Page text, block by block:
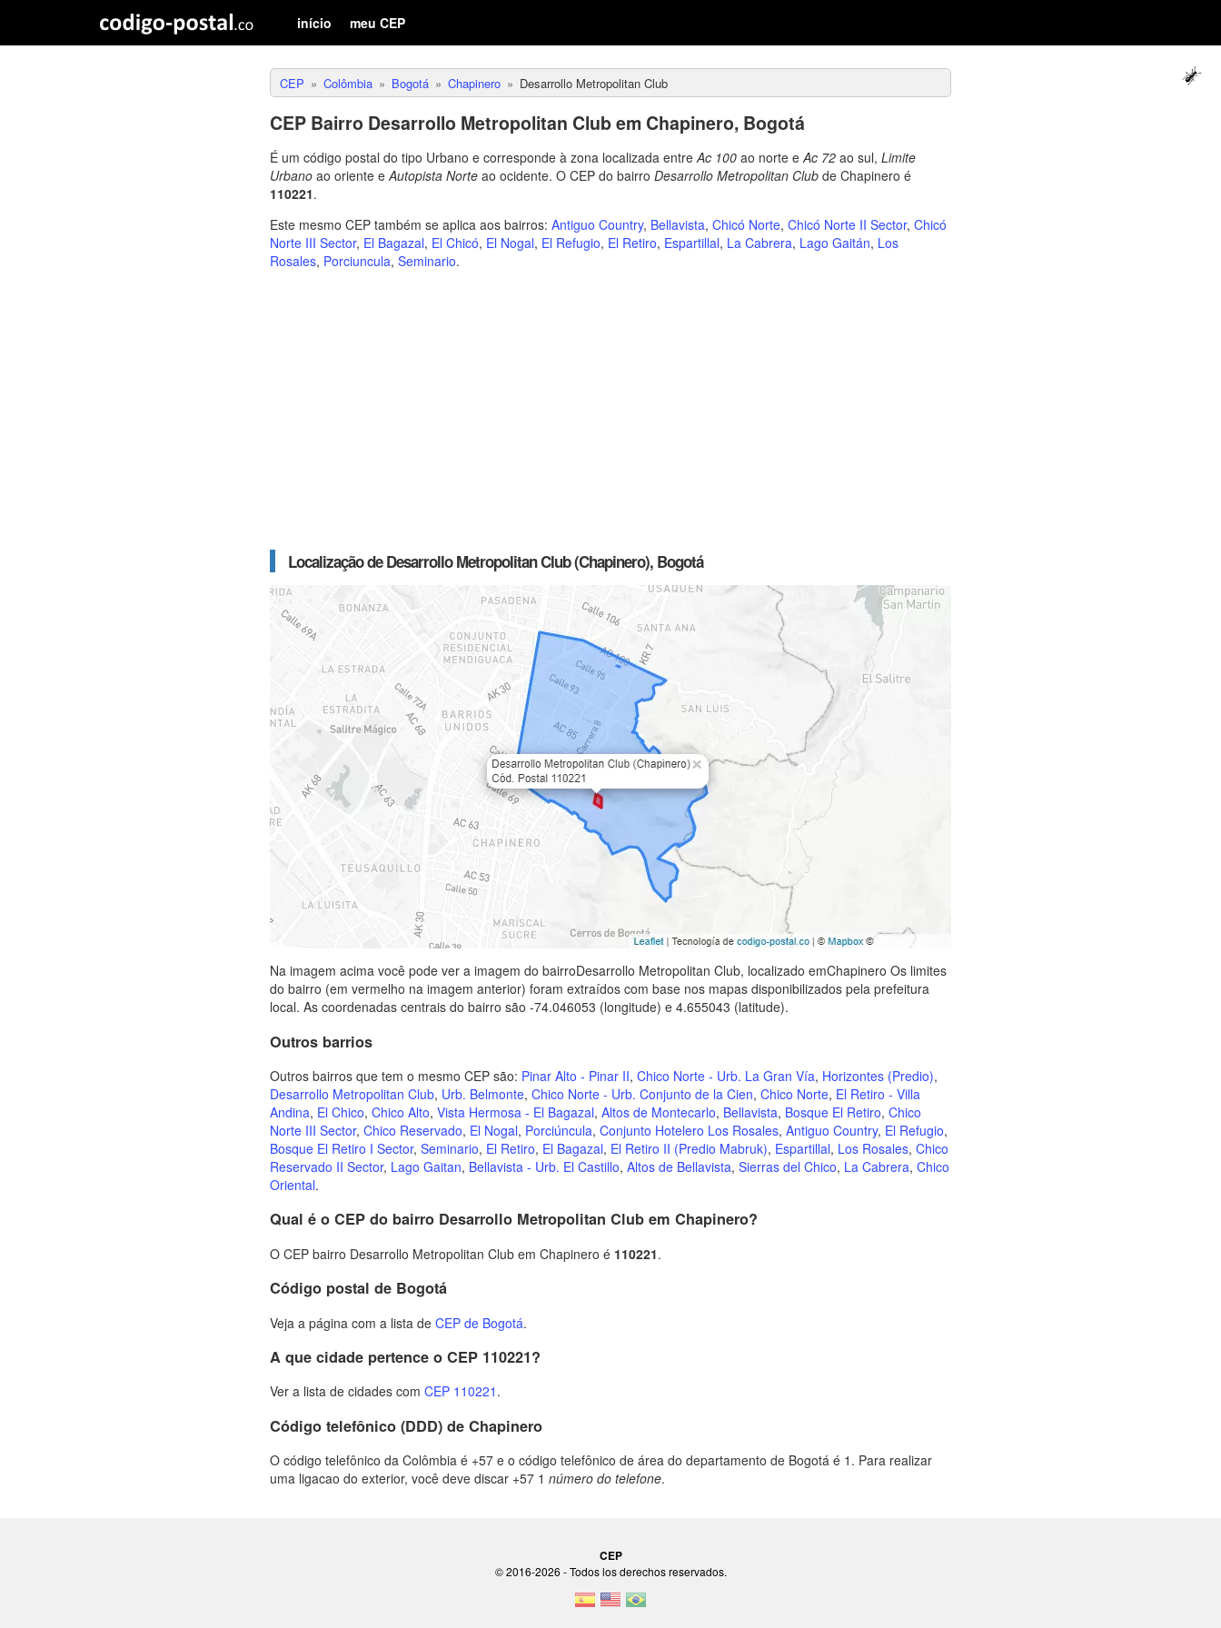
início meu CEP
CEP Colômbia Bogotá Chapinero Desarrollo Metropolitan Club
CEP Bairro Desarrollo Metropolitan Club em Chapinero, Bogotá
É um código postal do tipo Urbano e corresponde à zona localizada entreAc 100 ao norte eAc 72 ao sul, Limite
Urbano ao oriente eAutopista Norte ao ocidente. O CEP do bairro Desarrollo Metropolitan Club de Chapinero é
110221.
Este mesmo CEP também se aplica aos bairros: Antiguo Country, Bellavista, Chicó Norte, Chicó Norte II Sector, Chicó
Norte III Sector, El Bagazal, El Chicó, El Nogal, El Refugio, El Retiro, Espartillal, La Cabrera, Lago Gaitán, Los
Rosales, Porciuncula, Seminario.
Localização de Desarrollo Metropolitan Club (Chapinero), Bogotá
Na imagem acima você pode ver a imagem do bairroDesarrollo Metropolitan Club, localizado emChapinero Os limites
do bairro (em vermelho na imagem anterior) foram extraídos com base nos mapas disponibilizados pela prefeitura
local. As coordenadas centrais do bairro são -74.046053 (longitude) e 4.655043 (latitude).
Outros barrios
Outros bairros que tem o mesmo CEP são: Pinar Alto - Pinar II, Chico Norte - Urb. La Gran Vía, Horizontes (Predio),
Desarrollo Metropolitan Club, Urb. Belmonte, Chico Norte - Urb. Conjunto de la Cien, Chico Norte, El Retiro - Villa
Andina, El Chico, Chico Alto, Vista Hermosa - El Bagazal, Altos de Montecarlo, Bellavista, Bosque El Retiro, Chico
Norte III Sector, Chico Reservado, El Nogal, Porciúncula, Conjunto Hotelero Los Rosales, Antiguo Country, El Refugio,
Bosque El Retiro I Sector, Seminario, El Retiro, El Bagazal, El Retiro II (Predio Mabruk), Espartillal, Los Rosales, Chico
Reservado II Sector, Lago Gaitan, Bellavista - Urb. El Castillo, Altos de Bellavista, Sierras del Chico, La Cabrera, Chico
Oriental.
Qual é o CEP do bairro Desarrollo Metropolitan Club em Chapinero?
O CEP bairro Desarrollo Metropolitan Club em Chapinero é 110221.
Código postal de Bogotá
Veja a página com a lista de CEP de Bogotá.
A que cidade pertence o CEP 110221?
Ver a lista de cidades com CEP 110221 .
Código telefônico (DDD) de Chapinero
O código telefônico da Colômbia é +57 e o código telefônico de área do departamento de Bogotá é 1. Para realizar
uma ligacao do exterior, você deve discar +57 1 número do telefone.
CEP
© 2016-2026 - Todos los derechos reservados.